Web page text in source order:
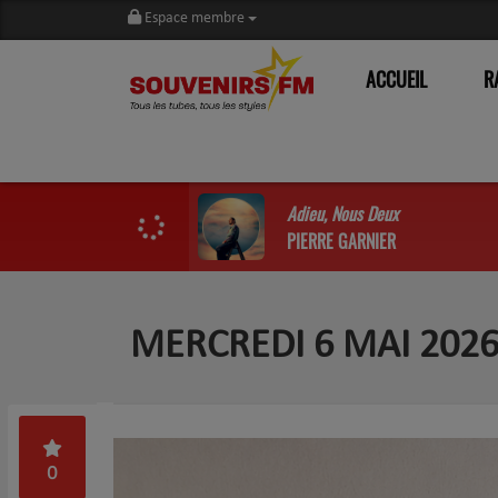
Espace membre
ACCUEIL
Adieu, Nous Deux
PIERRE GARNIER
MERCREDI 6 MAI
0